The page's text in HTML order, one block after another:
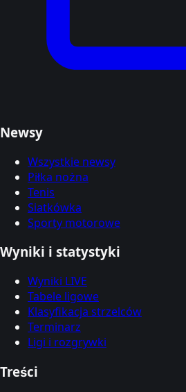
Newsy
Wszystkie newsy
Piłka nożna
Tenis
Siatkówka
Sporty motorowe
Wyniki i statystyki
Wyniki LIVE
Tabele ligowe
Klasyfikacja strzelców
Terminarz
Ligi i rozgrywki
Treści